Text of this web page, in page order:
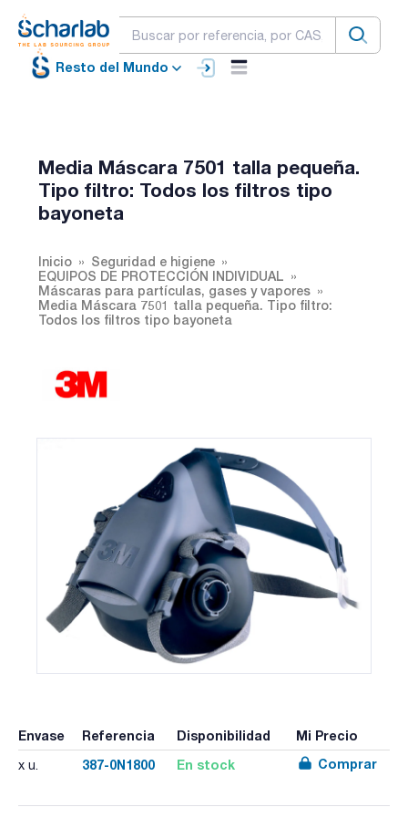
Resto del Mundo
Media Máscara 7501 talla pequeña.
Tipo filtro: Todos los filtros tipo
bayoneta
Inicio
Seguridad e higiene
EQUIPOS DE PROTECCIÓN INDIVIDUAL
Máscaras para partículas, gases y vapores
Media Máscara 7501 talla pequeña. Tipo filtro:
Todos los filtros tipo bayoneta
Envase Referencia Disponibilidad Mi Precio
x u. 387-0N1800 En stock Comprar